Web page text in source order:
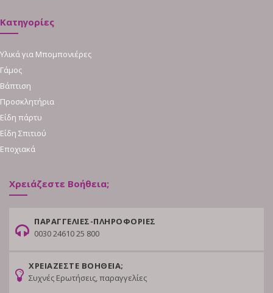
Κατηγορίες
Υλικά για Μπομπονιέρες
Γάμος
Βάπτιση
Προσκλητήρια
Είδη πάρτυ
Είδη Σπιτιού
Εποχιακά
Χρειάζεστε Βοήθεια;
ΠΑΡΑΓΓΕΛΙΕΣ-ΠΛΗΡΟΦΟΡΙΕΣ
0030 24610 25 800
ΧΡΕΙΑΖΕΣΤΕ ΒΟΗΘΕΙΑ;
Συχνές Ερωτήσεις, παραγγελίες